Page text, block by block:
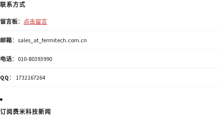
联系方式
留言板： 点击留言
邮箱：sales_at_fermitech.com.cn
电话：010-80393990
QQ ： 1732167264
订阅费米科技新闻